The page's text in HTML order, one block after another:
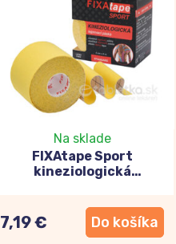
Na sklade
FIXAtape Sport
kineziologická
7,19 € Do košíka